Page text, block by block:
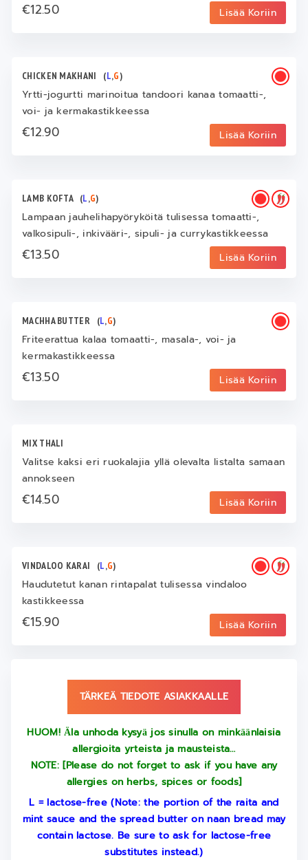
€12.50 Lisää Koriin
CHICKEN MAKHANI (L,G)
Yrtti-jogurtti marinoitua tandoori kanaa tomaatti-,
voi- ja kermakastikkeessa
€12.90 Lisää Koriin
LAMB KOFTA (L,G)
Lampaan jauhelihapyöryköitä tulisessa tomaatti-,
valkosipuli-, inkivääri-, sipuli- ja currykastikkeessa
€13.50 Lisää Koriin
MACHHA BUTTER (L,G)
Friteerattua kalaa tomaatti-, masala-, voi- ja
kermakastikkeessa
€13.50 Lisää Koriin
MIX THALI
Valitse kaksi eri ruokalajia yllä olevalta listalta samaan
annokseen
€14.50 Lisää Koriin
VINDALOO KARAI (L,G)
Haudutetut kanan rintapalat tulisessa vindaloo
kastikkeessa
€15.90 Lisää Koriin
TÄRKEÄ TIEDOTE ASIAKKAALLE
HUOM! Ӓla unhoda kysyӓ jos sinulla on minkӓӓnlaisia
allergioita yrteista ja mausteista…
NOTE: [Please do not forget to ask if you have any
allergies on herbs, spices or foods]
L = lactose-free (Note: the portion of the raita and
mint sauce and the spread butter on naan bread may
contain lactose. Be sure to ask for lactose-free
substitutes instead.)